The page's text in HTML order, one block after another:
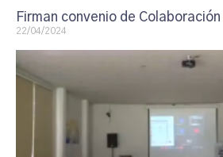
Firman convenio de
22/04/2024